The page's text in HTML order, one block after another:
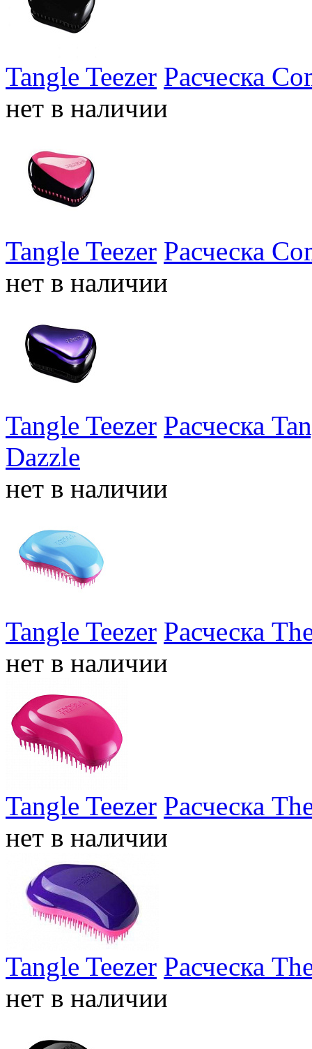
Tangle Teezer Расческа
нет в наличии
Tangle Teezer Расческа
нет в наличии
Tangle Teezer Расческа
Dazzle
нет в наличии
Tangle Teezer Расческа
нет в наличии
Tangle Teezer Расческа
нет в наличии
Tangle Teezer Расческа
нет в наличии